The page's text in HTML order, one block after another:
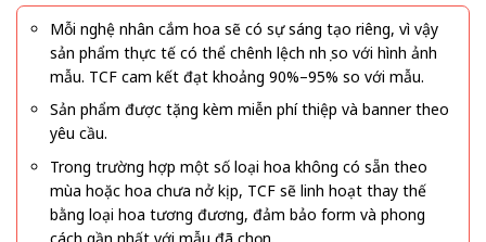
Mỗi nghệ nhân cắm hoa sẽ có sự sáng tạo riêng, vì vậy
sản phẩm thực tế có thể chênh lệch nhẹ so với hình ảnh
mẫu. TCF cam kết đạt khoảng 90%–95% so với mẫu.
Sản phẩm được tặng kèm miễn phí thiệp và banner theo
yêu cầu.
Trong trường hợp một số loại hoa không có sẵn theo
mùa hoặc hoa chưa nở kịp, TCF sẽ linh hoạt thay thế
bằng loại hoa tương đương, đảm bảo form và phong